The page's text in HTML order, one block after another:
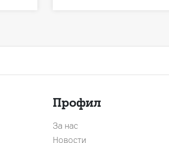
Профил
За нас
Новости